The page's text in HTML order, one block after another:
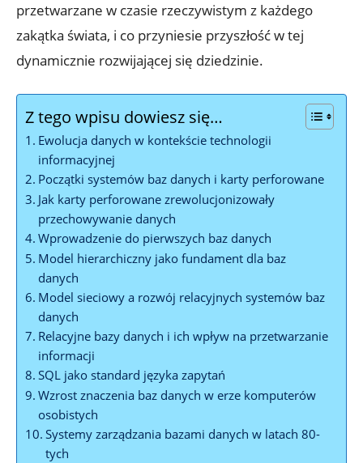
przetwarzane w czasie rzeczywistym z każdego
zakątka świata, i co przyniesie przyszłość w‌ tej
dynamicznie rozwijającej się ​dziedzinie.
Z tego wpisu dowiesz się…
Ewolucja danych​ w kontekście technologii
informacyjnej
Początki systemów baz danych i ⁣karty perforowane
Jak karty perforowane ‌zrewolucjonizowały
⁤przechowywanie⁢ danych
Wprowadzenie do⁤ pierwszych baz danych
Model hierarchiczny jako fundament dla baz
⁣danych
Model sieciowy a rozwój relacyjnych systemów ​baz
danych
Relacyjne bazy danych⁣ i ​ich wpływ na przetwarzanie
informacji
SQL jako standard ‍języka ‍zapytań
Wzrost znaczenia baz danych w erze komputerów
osobistych
Systemy⁣ zarządzania bazami ⁤danych w latach 80-
tych